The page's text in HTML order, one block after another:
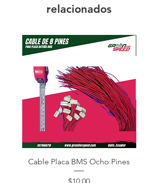
relacionados
Cable Placa BMS Ocho Pines
Precio